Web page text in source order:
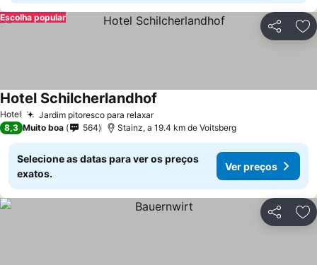
Partilhar
Escolha popular
Hotel Jardim pitoresco para relaxar
Hotel Schilcherlandhof
8,3 Muito boa 564 Stainz, a 19.4 km de Voitsberg
Selecione as datas para ver os preços
exatos.
Ver preços
Partilhar